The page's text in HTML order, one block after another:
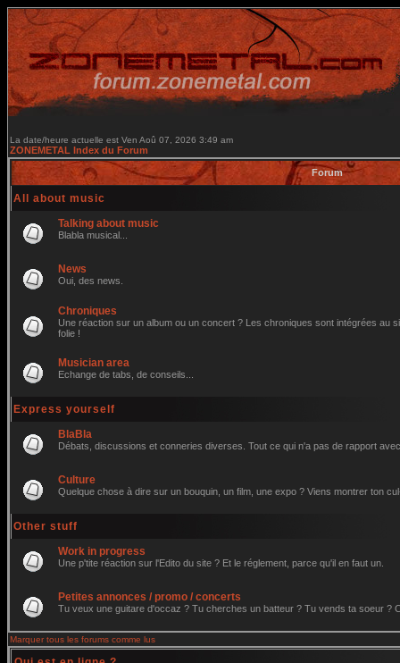
La date/heure actuelle est Ven Aoû 07, 2026 3:49 am
ZONEMETAL Index du Forum
Forum
All about music
Talking about music
Blabla musical...
News
Oui, des news.
Chroniques
Une réaction sur un album ou un concert ? Les chroniques sont intégrées au
folie !
Musician area
Echange de tabs, de conseils...
Express yourself
BlaBla
Débats, discussions et conneries diverses. Tout ce qui n'a pas de rapport
Culture
Quelque chose à dire sur un bouquin, un film, une expo ? Viens montrer ton
Other stuff
Work in progress
Une p'tite réaction sur l'Edito du site ? Et le réglement, parce qu'il en faut un.
Petites annonces / promo / concerts
Tu veux une guitare d'occaz ? Tu cherches un batteur ? Tu vends ta soeur ?
Marquer tous les forums comme lus